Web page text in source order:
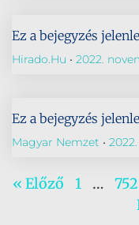
Ez a bejegyzés
Hirado.hu 2022.
Ez a bejegyzés
Magyar Nemzet
« Előző 1 … 752